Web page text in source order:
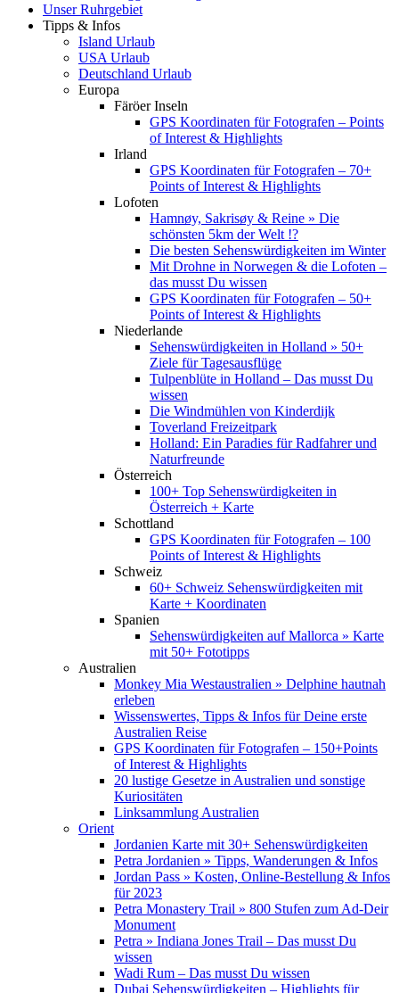
Unser Ruhrgebiet
Tipps & Infos
Island Urlaub
USA Urlaub
Deutschland Urlaub
Europa
Färöer Inseln
GPS Koordinaten für Fotografen – Points
of Interest & Highlights
Irland
GPS Koordinaten für Fotografen – 70+
Points of Interest & Highlights
Lofoten
Hamnøy, Sakrisøy & Reine » Die
schönsten 5km der Welt !?
Die besten Sehenswürdigkeiten im Winter
Mit Drohne in Norwegen & die Lofoten –
das musst Du wissen
GPS Koordinaten für Fotografen – 50+
Points of Interest & Highlights
Niederlande
Sehenswürdigkeiten in Holland » 50+
Ziele für Tagesausflüge
Tulpenblüte in Holland – Das musst Du
wissen
Die Windmühlen von Kinderdijk
Toverland Freizeitpark
Holland: Ein Paradies für Radfahrer und
Naturfreunde
Österreich
100+ Top Sehenswürdigkeiten in
Österreich + Karte
Schottland
GPS Koordinaten für Fotografen – 100
Points of Interest & Highlights
Schweiz
60+ Schweiz Sehenswürdigkeiten mit
Karte + Koordinaten
Spanien
Sehenswürdigkeiten auf Mallorca » Karte
mit 50+ Fototipps
Australien
Monkey Mia Westaustralien » Delphine hautnah
erleben
Wissenswertes, Tipps & Infos für Deine erste
Australien Reise
GPS Koordinaten für Fotografen – 150+Points
of Interest & Highlights
20 lustige Gesetze in Australien und sonstige
Kuriositäten
Linksammlung Australien
Orient
Jordanien Karte mit 30+ Sehenswürdigkeiten
Petra Jordanien » Tipps, Wanderungen & Infos
Jordan Pass » Kosten, Online-Bestellung & Infos
für 2023
Petra Monastery Trail » 800 Stufen zum Ad-Deir
Monument
Petra » Indiana Jones Trail – Das musst Du
wissen
Wadi Rum – Das musst Du wissen
Dubai Sehenswürdigkeiten – Highlights für